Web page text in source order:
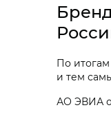
По
и тем
АО ЭВИА